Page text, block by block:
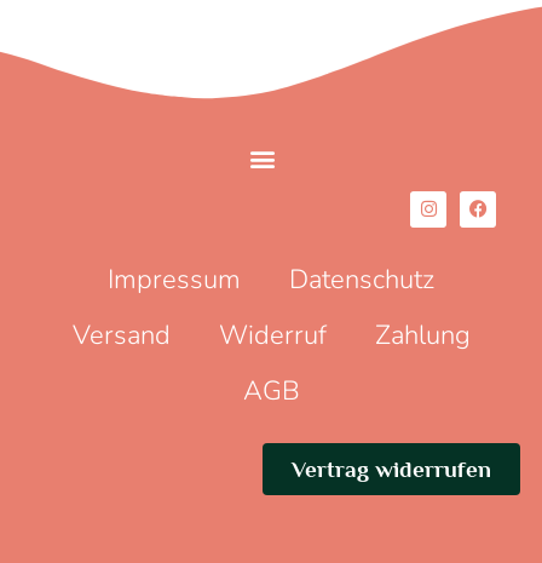
Impressum
Datenschutz
Versand
Widerruf
Zahlung
AGB
Vertrag widerrufen